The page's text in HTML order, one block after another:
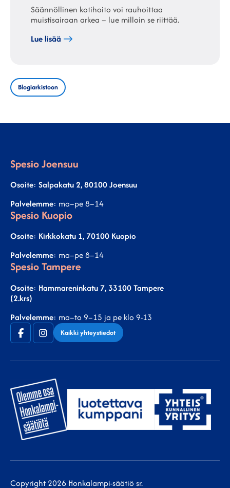
Säännöllinen kotihoito voi rauhoittaa
muistisairaan arkea – lue milloin se riittää.
Lue lisää
Blogiarkistoon
Spesio Joensuu
Osoite: Salpakatu 2, 80100 Joensuu
Palvelemme: ma–pe 8–14
Spesio Kuopio
Osoite: Kirkkokatu 1, 70100 Kuopio
Palvelemme: ma–pe 8–14
Spesio Tampere
Osoite: Hammareninkatu 7, 33100 Tampere
(2.krs)
Palvelemme: ma–to 9–15 ja pe klo 9-13
FacebookInstagramKaikki yhteystiedot
Copyright 2026 Honkalampi-säätiö sr.